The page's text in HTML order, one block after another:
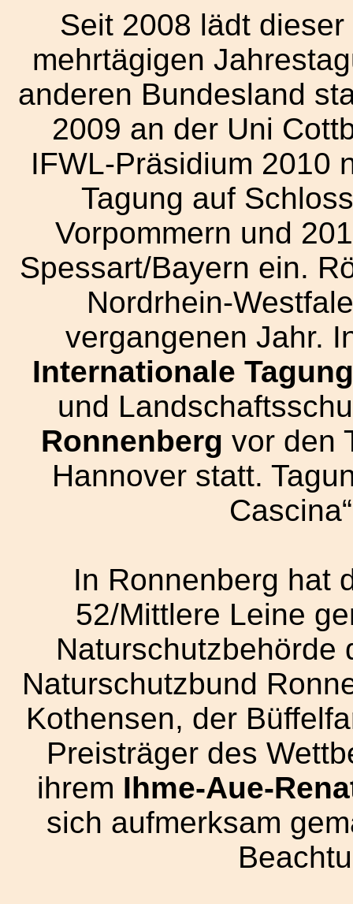
Seit 2008 lädt
mehrtägigen
anderen Bundesland
2009 an der Uni
IFWL-Präsidium 2010
Tagung auf
Vorpommern und
Spessart/Bayern ein.
Nordrhein-
vergangenen Jahr.
Internationale Tagung
und
Ronnenberg vor den
Hannover statt.
In Ronnenberg hat
52/Mittlere Leine
Naturschutzbehörde
Naturschutzbund
Kothensen, der
Preisträger des
ihrem Ihme-Aue-
sich aufmerksam